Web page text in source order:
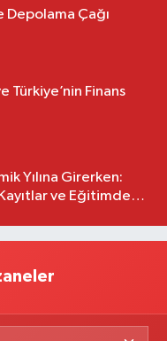
Depolama Çağı
Türkiye’nin Finans
Yılına Girerken:
ve Eğitimde